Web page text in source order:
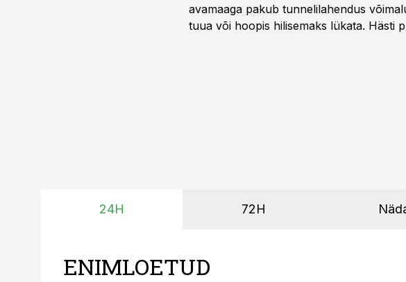
avamaaga pakub tunnelilahendus
tuua või hoopis hilisemaks lükata. Hästi
24H 72H
ENIMLOETUD